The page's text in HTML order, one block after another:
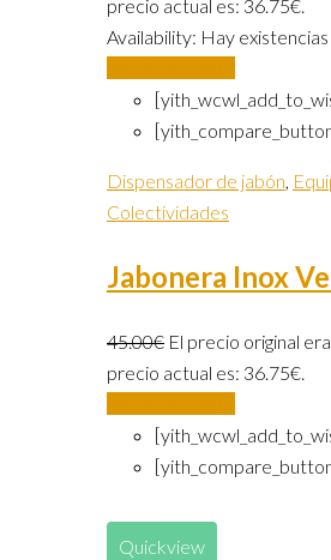
precio actual es: 36.75€.
Availability: Hay existencias
Dispensador de jabón,
Colectividades
Jabonera Inox
45.00€ El precio original
precio actual es: 36.75€.
Quickview